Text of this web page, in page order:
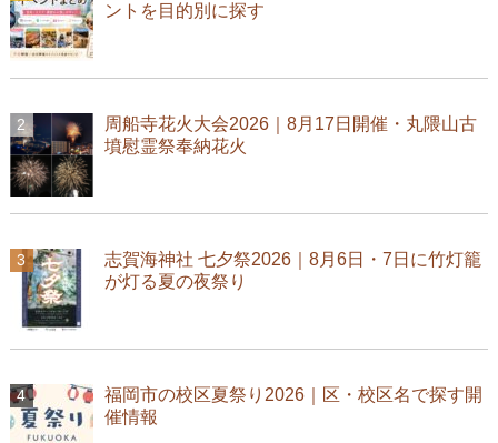
ントを目的別に探す
周船寺花火大会2026｜8月17日開催・丸隈山古
墳慰霊祭奉納花火
志賀海神社 七夕祭2026｜8月6日・7日に竹灯籠
が灯る夏の夜祭り
福岡市の校区夏祭り2026｜区・校区名で探す開
催情報